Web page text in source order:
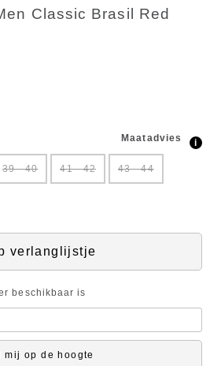
Classic Brasil Red
Maatadvies i
39 - 40 41 - 42 43 - 44
verlanglijstje
beschikbaar is
mij op de hoogte